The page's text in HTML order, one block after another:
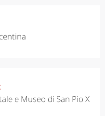
e Museo di San Pio X